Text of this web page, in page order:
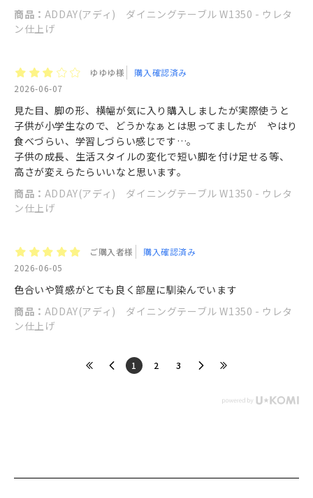
商品： ADDAY(アディ) ダイニングテーブル W1350 - ウレタ
ン仕上げ
ゆゆゆ様
購入確認済み
2026-06-07
見た目、脚の形、横幅が気に入り購入しましたが実際使うと
子供が小学生なので、どうかなぁとは思ってましたが やはり
食べづらい、学習しづらい感じです…。
子供の成長、生活スタイルの変化で短い脚を付け足せる等、
高さが変えらたらいいなと思います。
商品： ADDAY(アディ) ダイニングテーブル W1350 - ウレタ
ン仕上げ
ご購入者様
購入確認済み
2026-06-05
色合いや質感がとても良く部屋に馴染んでいます
商品： ADDAY(アディ) ダイニングテーブル W1350 - ウレタ
ン仕上げ
​1 ​2 ​3